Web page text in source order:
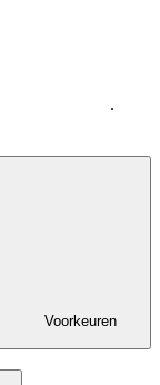
.
Voorkeuren